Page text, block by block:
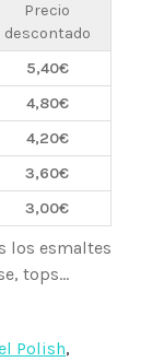
Precio
descontado
5,40€
4,80€
4,20€
3,60€
3,00€
los esmaltes
tops...
Polish,